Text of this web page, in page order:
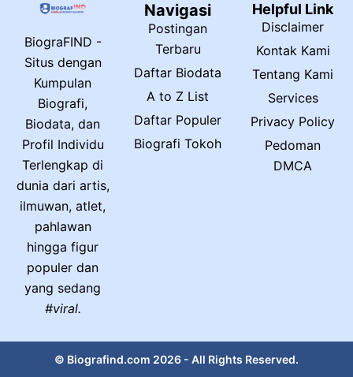
BiograFIND -
Situs dengan
Kumpulan
Biografi,
Biodata, dan
Profil Individu
Terlengkap di
dunia dari artis,
ilmuwan, atlet,
pahlawan
hingga figur
populer dan
yang sedang
#viral.
Navigasi
Postingan
Terbaru
Daftar Biodata
A to Z List
Daftar Populer
Biografi Tokoh
Helpful Link
Disclaimer
Kontak Kami
Tentang Kami
Services
Privacy Policy
Pedoman
DMCA
© Biografind.com 2026 - All Rights Reserved.